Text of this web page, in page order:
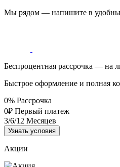
Мы рядом — напишите в
Беспроцентная рассрочка — на
Быстрое оформление и полная
0% Рассрочка
0₽ Первый платеж
3/6/12 Месяцев
Узнать условия
Акции